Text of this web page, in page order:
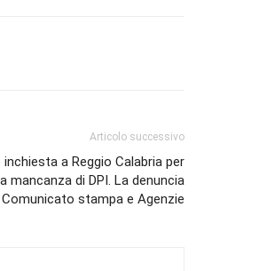
Articolo successivo
a Reggio Calabria per
mancanza di DPI. La denuncia
Comunicato stampa e Agenzie